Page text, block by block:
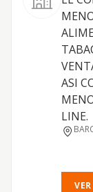
ASI
LINE.